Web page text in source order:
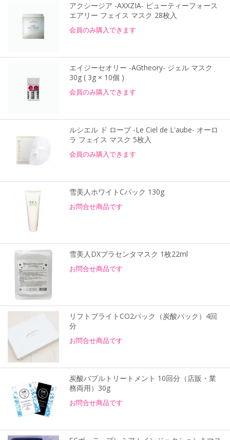
アクシージア -AXXZIA- ビューティーフォース
エアリー フェイス マスク 28枚入
会員のみ購入できます
エイジーセオリー -AGtheory- ジェル マスク
30g ( 3g × 10個 )
会員のみ購入できます
ルシエル ド ローブ -Le Ciel de L'aube- オーロ
ラ フェイス マスク 5枚入
会員のみ購入できます
雪美人ホワイトCパック 130g
お問合せ商品です
雪美人DXプラセンタマスク 1枚22ml
お問合せ商品です
リフトブライトCO2パック（炭酸パック）4回
分
お問合せ商品です
炭酸バブルトリートメント 10回分（店販・業
務両用）30g
お問合せ商品です